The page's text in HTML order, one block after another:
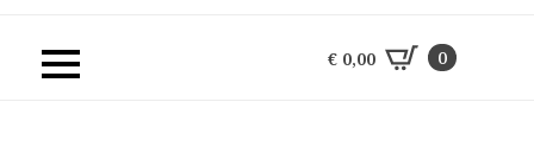
€ 0,00 0